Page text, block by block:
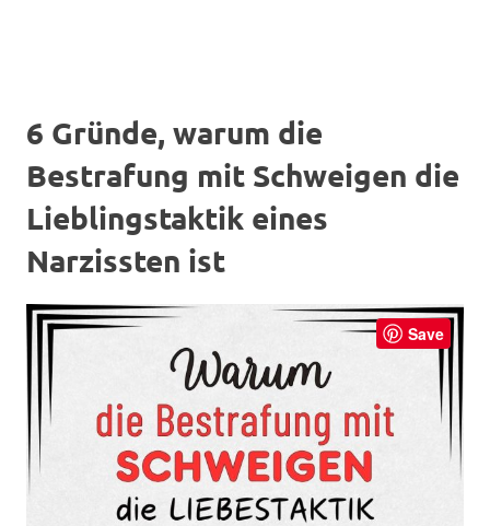
6 Gründe, warum die
Bestrafung mit Schweigen die
Lieblingstaktik eines
Narzissten ist
Save